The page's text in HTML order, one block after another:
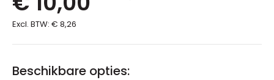
Excl. BTW: € 8,26
Beschikbare opties: